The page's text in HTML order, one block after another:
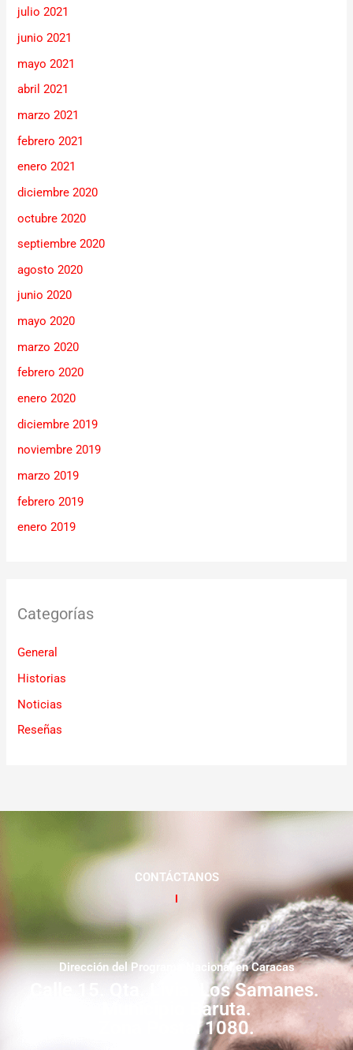
julio 2021
junio 2021
mayo 2021
abril 2021
marzo 2021
febrero 2021
enero 2021
diciembre 2020
octubre 2020
septiembre 2020
agosto 2020
junio 2020
mayo 2020
marzo 2020
febrero 2020
enero 2020
diciembre 2019
noviembre 2019
marzo 2019
febrero 2019
enero 2019
Categorías
General
Historias
Noticias
Reseñas
CONTÁCTANOS
Dirección del Programa Nacional en Caracas
Calle 15. Qta. Livia. Los Samanes.
Municipio Baruta.
Zona Postal 1080.